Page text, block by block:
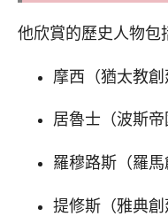
他欣賞的歷史人物包
摩西（猶太教創
居魯士（波斯帝
羅穆路斯（羅馬
提修斯（雅典創